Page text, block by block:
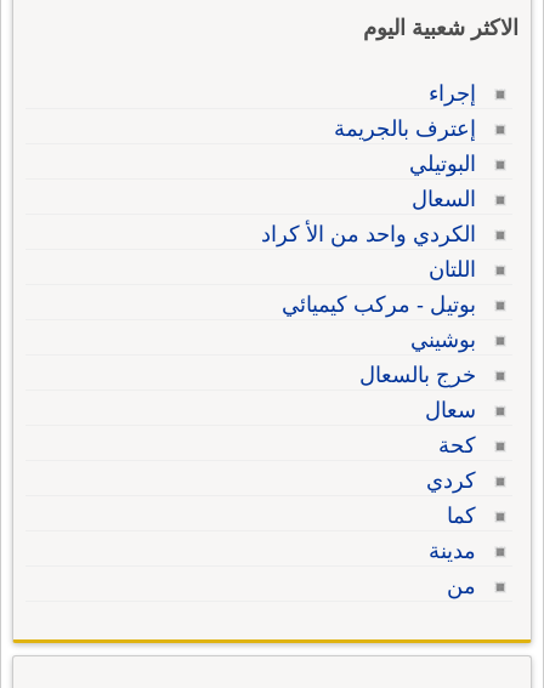
الاكثر شعبية اليوم
إجراء
إعترف بالجريمة
البوتيلي
السعال
الكردي واحد من الأ كراد
اللتان
بوتيل - مركب كيميائي
بوشيني
خرج بالسعال
سعال
كحة
كردي
كما
مدينة
من